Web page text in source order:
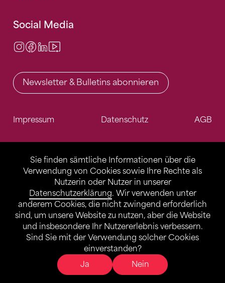
Sie finden sämtliche Informationen über die
Verwendung von Cookies sowie Ihre Rechte als
Nutzerin oder Nutzer in unserer
Datenschutzerklärung. Wir verwenden unter
anderem Cookies, die nicht zwingend erforderlich
sind, um unsere Website zu nutzen, aber die Website
und insbesondere Ihr Nutzererlebnis verbessern.
Sind Sie mit der Verwendung solcher Cookies
einverstanden?
Ja
Nein
Social Media
Instagram
Facebook
LinkedIn
Newsletter & Bulletins abonnieren
Impressum Datenschutz AGB